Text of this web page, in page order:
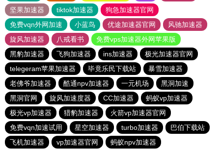
坚果加速器
tiktok加速器
狗急加速器官网
免费vqn外网加速
小蓝鸟 优途加速器官网
风驰加速器
旋风加速器
八戒看书
免费vps加速器外网苹果版
黑豹加速器
飞狗加速器 ins加速器
极光加速器官网
telegeram苹果加速器
毕竟乐民下载站
暴雪加速器
老佛爷加速器
酷通npv加速器 一元机场
黑洞加速
黑洞官网
旋风加速度器 CC加速器
蚂蚁vp加速器
极光vp加速器
猎豹加速器
火箭vp加速器官网
免费vqn加速试用
星空加速器 turbo加速器
巴伯下载站
飞机加速器
vp加速器官网 蚂蚁npv加速器